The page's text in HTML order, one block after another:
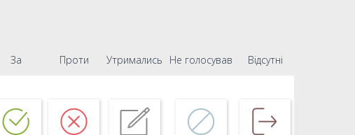
За Проти Утримались Не голосував Відсутні